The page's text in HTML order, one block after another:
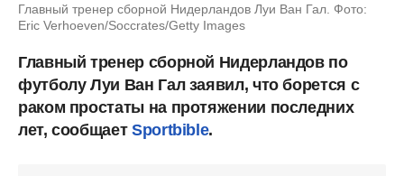
Главный тренер сборной Нидерландов Луи Ван Гал. Фото:
Eric Verhoeven/Soccrates/Getty Images
Главный тренер сборной Нидерландов по
футболу Луи Ван Гал заявил, что борется с
раком простаты на протяжении последних
лет, сообщаетSportbible.